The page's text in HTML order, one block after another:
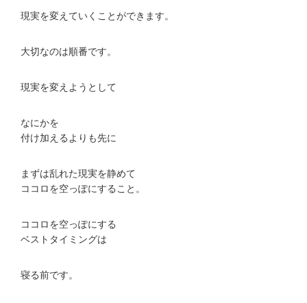
現実を変えていくことができます。
大切なのは順番です。
現実を変えようとして
なにかを
付け加えるよりも先に
まずは乱れた現実を静めて
ココロを空っぽにすること。
ココロを空っぽにする
ベストタイミングは
寝る前です。